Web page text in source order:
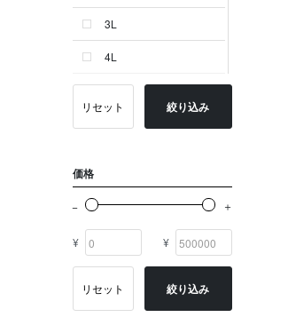
3L
4L
24.0 cm
-
リセット 絞り込み
価格
¥ ¥
リセット 絞り込み